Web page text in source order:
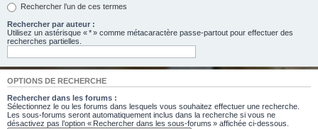
Rechercher l’un de ces termes
Rechercher par auteur :
Utilisez un astérisque « * » comme métacaractère passe-partout pour effectuer des
recherches partielles.
OPTIONS DE RECHERCHE
Rechercher dans les forums :
Sélectionnez le ou les forums dans lesquels vous souhaitez effectuer une recherche.
Les sous-forums seront automatiquement inclus dans la recherche si vous ne
désactivez pas l’option « Rechercher dans les sous-forums » affichée ci-dessous.